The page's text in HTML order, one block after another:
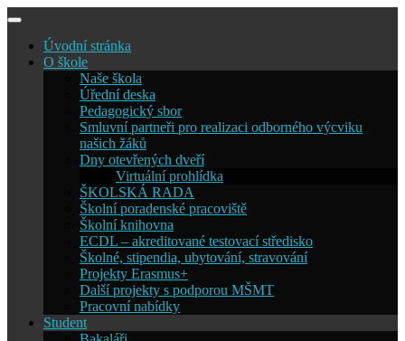
Skip
contentÚvodní stránka
O škole
Naše škola
Úřední deska
Pedagogický sbor
Smluvní partneři pro realizaci odborného výcviku
našich žáků
Dny otevřených dveří
Virtuální prohlídka
ŠKOLSKÁ RADA
Školní poradenské pracoviště
Školní knihovna
ECDL – akreditované testovací středisko
Školné, stipendia, ubytování, stravování
Projekty Erasmus+
Další projekty s podporou MŠMT
Pracovní nabídky
Student